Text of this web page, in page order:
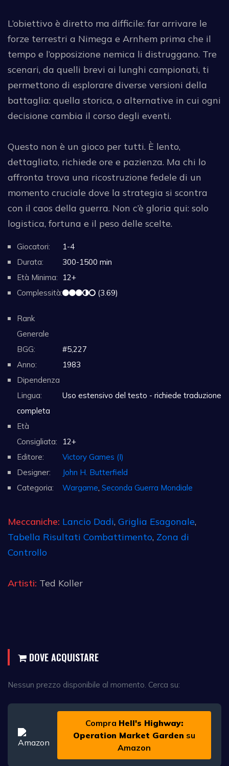
L’obiettivo è diretto ma difficile: far arrivare le
forze terrestri a Nimega e Arnhem prima che il
tempo e l’opposizione nemica li distruggano. Tre
scenari, da quelli brevi ai lunghi campionati, ti
permettono di esplorare diverse versioni della
battaglia: quella storica, o alternative in cui ogni
decisione cambia il corso degli eventi.
Questo non è un gioco per tutti. È lento,
dettagliato, richiede ore e pazienza. Ma chi lo
affronta trova una ricostruzione fedele di un
momento cruciale dove la strategia si scontra
con il caos della guerra. Non c’è gloria qui: solo
logistica, fortuna e il peso delle scelte.
Giocatori:
1-4
Durata:
300-1500 min
Età Minima:
12+
Complessità:
(3.69)
Rank
Generale
BGG:
#5,227
Anno:
1983
Dipendenza
Lingua:
Uso estensivo del testo - richiede traduzione
completa
Età
Consigliata:
12+
Editore:
Victory Games (I)
Designer:
John H. Butterfield
Categoria:
Wargame Seconda Guerra Mondiale
Meccaniche: Lancio Dadi, Griglia Esagonale,
Tabella Risultati Combattimento, Zona di
Controllo
Artisti: Ted Koller
DOVE ACQUISTARE
Nessun prezzo disponibile al momento. Cerca su:
Compra Hell's Highway:
Operation Market Garden su
Amazon